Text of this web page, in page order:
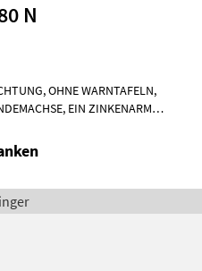
N
OHNE WARNTAFELN,
EIN ZINKENARM